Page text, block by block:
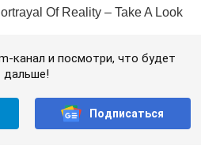
канал и посмотри, что будет
дальше!
Подписаться